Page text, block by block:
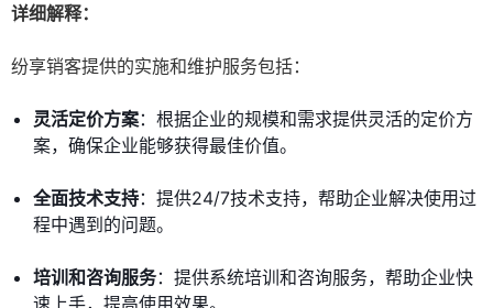
详细解释：
纷享销客提供的实施和维护服务包括：
灵活定价方案：根据企业的规模和需求提供灵活的定价方
案，确保企业能够获得最佳价值。
全面技术支持：提供24/7技术支持，帮助企业解决使用过
程中遇到的问题。
培训和咨询服务：提供系统培训和咨询服务，帮助企业快